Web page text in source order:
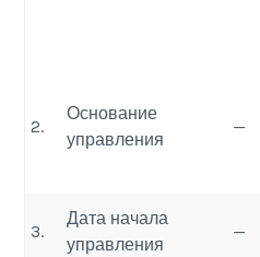
2.
Основание
управления
—
3.
Дата начала
управления
—